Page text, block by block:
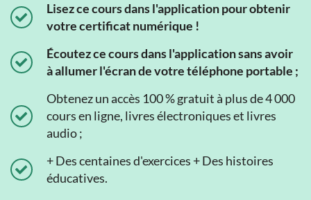
Lisez ce cours dans l'application pour obtenir
votre certificat numérique !
Écoutez ce cours dans l'application sans avoir
à allumer l'écran de votre téléphone portable ;
Obtenez un accès 100 % gratuit à plus de 4 000
cours en ligne, livres électroniques et livres
audio ;
+ Des centaines d'exercices + Des histoires
éducatives.